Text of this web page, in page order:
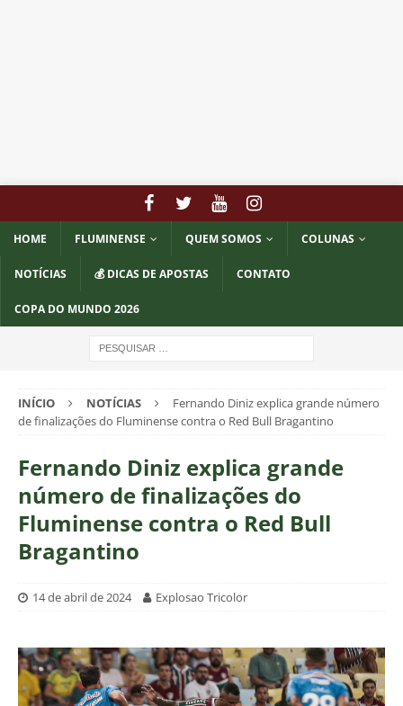
HOME FLUMINENSE QUEM SOMOS COLUNAS
NOTÍCIAS 💰 DICAS DE APOSTAS CONTATO
COPA DO MUNDO 2026
INÍCIO NOTÍCIAS
Fernando Diniz explica grande número
de finalizações do Fluminense contra o Red Bull Bragantino
Fernando Diniz explica grande
número de finalizações do
Fluminense contra o Red Bull
Bragantino
14 de abril de 2024 Explosao Tricolor